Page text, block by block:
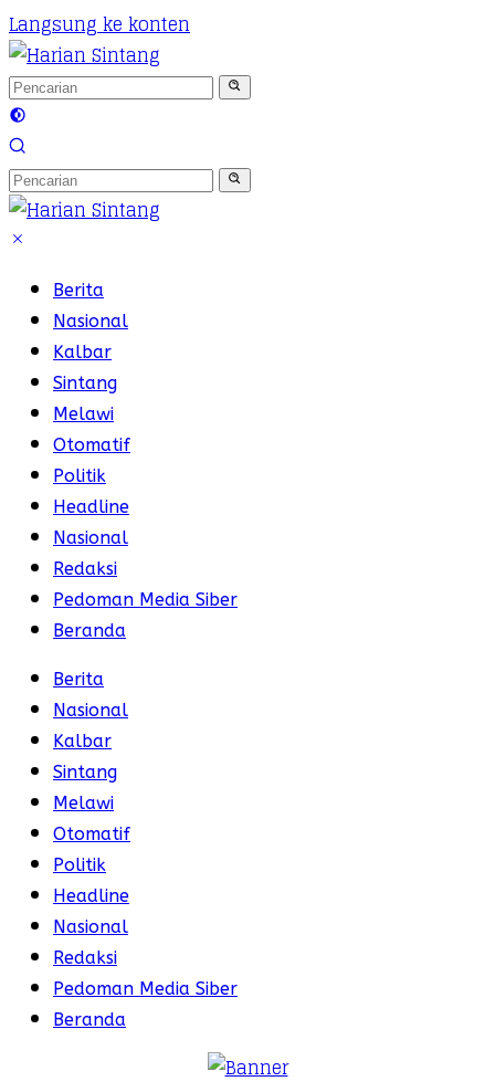
Langsung ke konten
Berita
Nasional
Kalbar
Sintang
Melawi
Otomatif
Politik
Headline
Nasional
Redaksi
Pedoman Media Siber
Beranda
Berita
Nasional
Kalbar
Sintang
Melawi
Otomatif
Politik
Headline
Nasional
Redaksi
Pedoman Media Siber
Beranda